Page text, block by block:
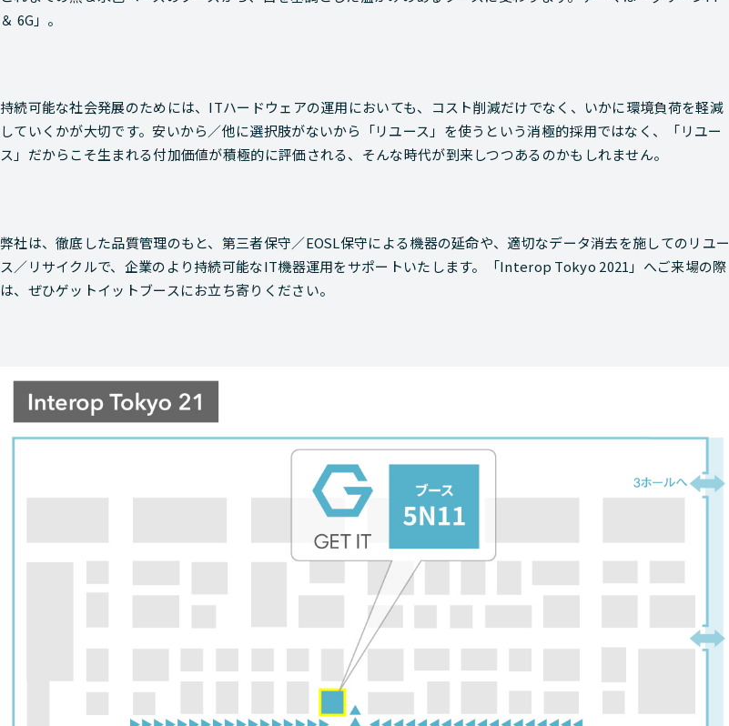
＆ 6G」。
持続可能な社会発展のためには、ITハードウェアの運用においても、コスト削減だけでなく、いかに環境負荷を軽減
していくかが大切です。安いから／他に選択肢がないから「リユース」を使うという消極的採用ではなく、「リユー
ス」だからこそ生まれる付加価値が積極的に評価される、そんな時代が到来しつつあるのかもしれません。
弊社は、徹底した品質管理のもと、第三者保守／EOSL保守による機器の延命や、適切なデータ消去を施してのリユー
ス／リサイクルで、企業のより持続可能なIT機器運用をサポートいたします。「Interop Tokyo 2021」へご来場の際
は、ぜひゲットイットブースにお立ち寄りください。